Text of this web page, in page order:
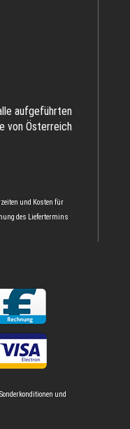
aufgeführten
von Österreich
und Kosten für
des Liefertermins
und